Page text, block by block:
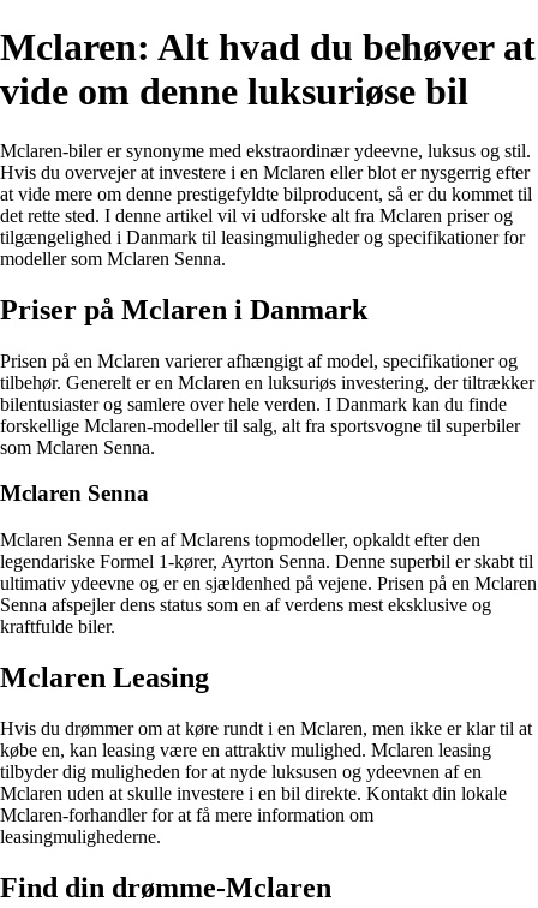
Mclaren: Alt hvad du behøver at
vide om denne luksuriøse bil
Mclaren-biler er synonyme med ekstraordinær ydeevne, luksus og stil.
Hvis du overvejer at investere i en Mclaren eller blot er nysgerrig efter
at vide mere om denne prestigefyldte bilproducent, så er du kommet til
det rette sted. I denne artikel vil vi udforske alt fra Mclaren priser og
tilgængelighed i Danmark til leasingmuligheder og specifikationer for
modeller som Mclaren Senna.
Priser på Mclaren i Danmark
Prisen på en Mclaren varierer afhængigt af model, specifikationer og
tilbehør. Generelt er en Mclaren en luksuriøs investering, der tiltrækker
bilentusiaster og samlere over hele verden. I Danmark kan du finde
forskellige Mclaren-modeller til salg, alt fra sportsvogne til superbiler
som Mclaren Senna.
Mclaren Senna
Mclaren Senna er en af ​​Mclarens topmodeller, opkaldt efter den
legendariske Formel 1-kører, Ayrton Senna. Denne superbil er skabt til
ultimativ ydeevne og er en sjældenhed på vejene. Prisen på en Mclaren
Senna afspejler dens status som en af ​​verdens mest eksklusive og
kraftfulde biler.
Mclaren Leasing
Hvis du drømmer om at køre rundt i en Mclaren, men ikke er klar til at
købe en, kan leasing være en attraktiv mulighed. Mclaren leasing
tilbyder dig muligheden for at nyde luksusen og ydeevnen af en
Mclaren uden at skulle investere i en bil direkte. Kontakt din lokale
Mclaren-forhandler for at få mere information om
leasingmulighederne.
Find din drømme-Mclaren